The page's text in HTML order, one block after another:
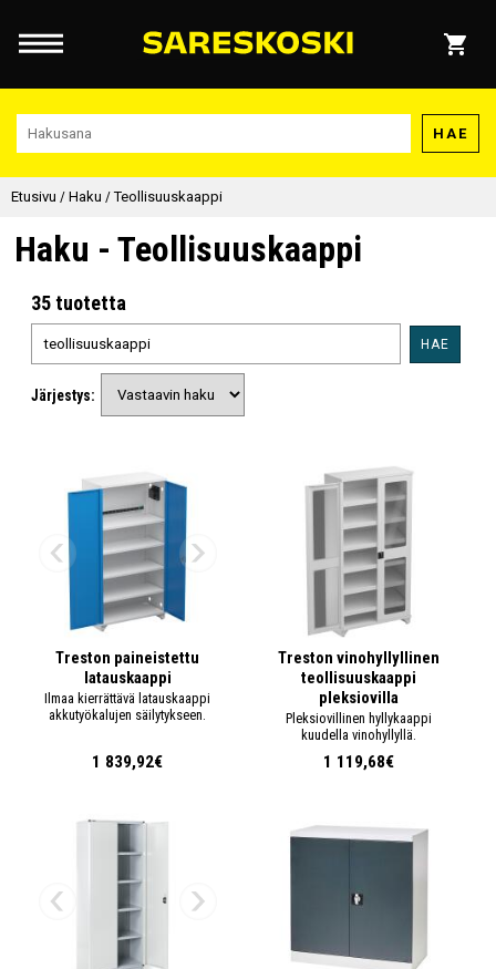
HAE
Etusivu / Haku /Teollisuuskaappi
Haku - Teollisuuskaappi
35 tuotetta
HAE
Järjestys:
Treston paineistettu
latauskaappi
Ilmaa kierrättävä latauskaappi
akkutyökalujen säilytykseen.
1 839,92€
Treston vinohyllyllinen
teollisuuskaappi
pleksiovilla
Pleksiovillinen hyllykaappi
kuudella vinohyllyllä.
1 119,68€